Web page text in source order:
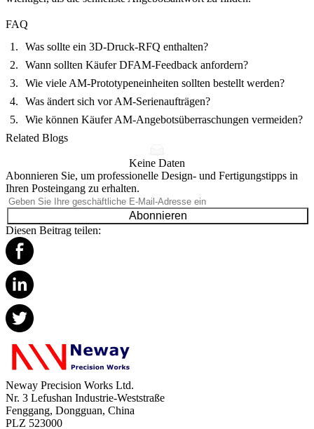
FAQ
Was sollte ein 3D-Druck-RFQ enthalten?
Wann sollten Käufer DFAM-Feedback anfordern?
Wie viele AM-Prototypeneinheiten sollten bestellt werden?
Was ändert sich vor AM-Serienaufträgen?
Wie können Käufer AM-Angebotsüberraschungen vermeiden?
Related Blogs
Keine Daten
Abonnieren Sie, um professionelle Design- und Fertigungstipps in
Ihren Posteingang zu erhalten.
Abonnieren
Diesen Beitrag teilen:
Neway Precision Works Ltd.
Nr. 3 Lefushan Industrie-Weststraße
Fenggang, Dongguan, China
PLZ 523000